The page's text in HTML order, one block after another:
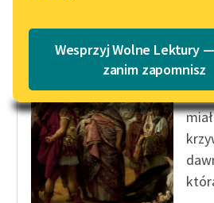
Lektury szkolne i klasyka
literatury do słuchania dla
uczennic i uczniów z
niepełnosprawnościami
E-kolekcja lektur
szkolnych i literatury do
słuchania dla uczennic i
Wesprzyj Wolne Lektury
zanim zapomnisz
Dla